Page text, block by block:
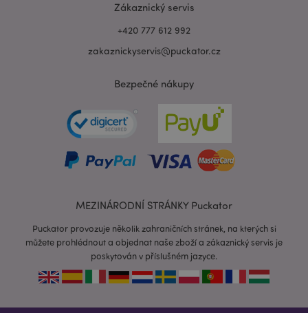
Zákaznický servis
+420 777 612 992
zakaznickyservis@puckator.cz
Bezpečné nákupy
MEZINÁRODNÍ STRÁNKY Puckator
Puckator provozuje několik zahraničních stránek, na kterých si
můžete prohlédnout a objednat naše zboží a zákaznický servis je
poskytován v příslušném jazyce.
recently_viewed_product_previous
Adobe Inc.
recently_compared_product_previous
Adobe Inc.
www.puckator.cz